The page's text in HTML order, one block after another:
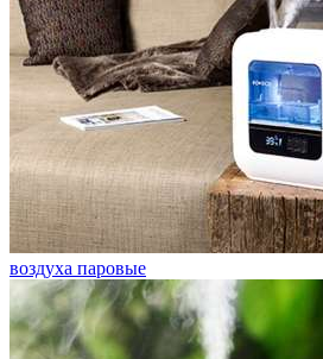
воздуха паровые